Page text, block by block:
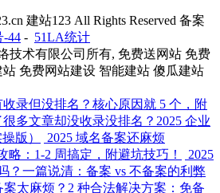
建站123 All Rights Reserved 备案
-44 - 51LA统计
技术有限公司所有, 免费送网站 免费
免费网站建设 智能建站 傻瓜建站
收录但没排名？核心原因就 5 个，附
很多文章却没收录没排名？2025 企业
版）
2025 域名备案还麻烦
略：1-2 周搞定，附避坑技巧！
2025
？一篇说清：备案 vs 不备案的利弊
案太麻烦？2 种合法解决方案：免备